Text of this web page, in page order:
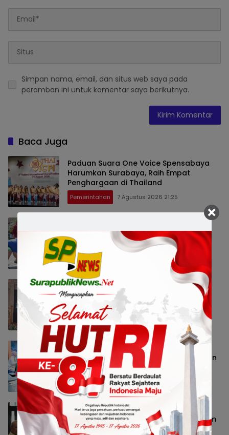
Simpan nama, email, dan situs web saya pada
peramban ini untuk komentar saya berikutnya.
Baca Juga
Paduan Suara One Voice Spensabaya
Harumkan Surabaya, Raih Empat
Penghargaan di Thailand
Pemerintahan 7 Agustus 2026 21:25
Disabilitas Surabaya Ikuti Lomba di
Kalijudan
Pemerintahan 7 Agustus 2026 17:29
IdeaFest SUB 2026 Dorong Kolaborasi
untuk Perkuat Ekosistem Kreatif Jawa
Timur
Peristiwa 7 Agustus 2026 13:39
IDSurvey Edukasi 330 Siswa di Bidara
Cina, Tanamkan Kepedulian Lingkungan
Sejak Dini
Nasional 7 Agustus 2026 13:27
Profesor ITS Kembangkan Pemodelan
Gelombang Radio untuk Perkuat Sistem
Telekomunikasi Nasional